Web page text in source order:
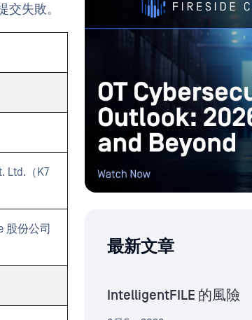
失敗。
Ltd.（K7
股份公司
最新文章
IntelligentFILE 的風險